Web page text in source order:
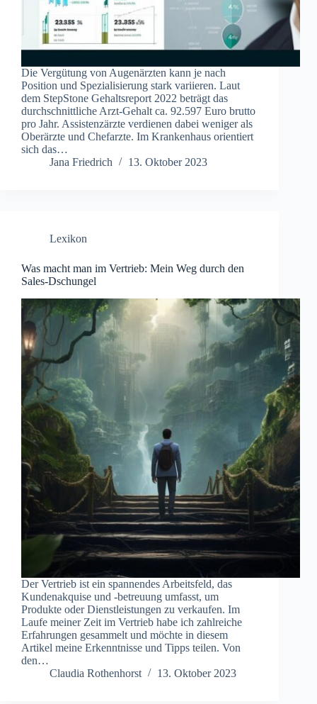
Die Vergütung von Augenärzten kann je nach
Position und Spezialisierung stark variieren. Laut
dem StepStone Gehaltsreport 2022 beträgt das
durchschnittliche Arzt-Gehalt ca. 92.597 Euro brutto
pro Jahr. Assistenzärzte verdienen dabei weniger als
Oberärzte und Chefarzte. Im Krankenhaus orientiert
sich das…
Jana Friedrich
13. Oktober 2023
Lexikon
Was macht man im Vertrieb: Mein Weg durch den
Sales-Dschungel
Der Vertrieb ist ein spannendes Arbeitsfeld, das
Kundenakquise und -betreuung umfasst, um
Produkte oder Dienstleistungen zu verkaufen. Im
Laufe meiner Zeit im Vertrieb habe ich zahlreiche
Erfahrungen gesammelt und möchte in diesem
Artikel meine Erkenntnisse und Tipps teilen. Von
den…
Claudia Rothenhorst
13. Oktober 2023